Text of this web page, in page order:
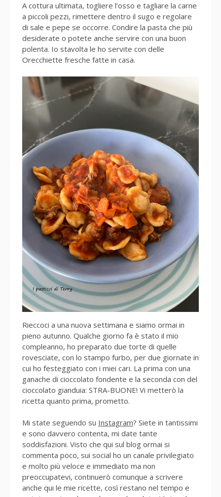
A cottura ultimata, togliere l’osso e tagliare la carne
a piccoli pezzi, rimettere dentro il sugo e regolare
di sale e pepe se occorre. Condire la pasta che più
desiderate o potete anche servire con una buon
polenta. Io stavolta le ho servite con delle
Orecchiette fresche fatte in casa.
Rieccoci a una nuova settimana e siamo ormai in
pieno autunno. Qualche giorno fa è stato il mio
compleanno, ho preparato due torte di quelle
rovesciate, con lo stampo furbo, per due giornate in
cui ho festeggiato con i miei cari. La prima con una
ganache di cioccolato fondente e la seconda con del
cioccolato gianduia: STRA-BUONE! Vi metterò la
ricetta quanto prima, prometto.
Mi state seguendo su Instagram? Siete in tantissimi
e sono davvero contenta, mi date tante
soddisfazioni. Visto che qui sul blog ormai si
commenta poco, sui social ho un canale privilegiato
e molto più veloce e immediato ma non
preoccupatevi, continuerò comunque a scrivere
anche qui le mie ricette, così restano nel tempo e